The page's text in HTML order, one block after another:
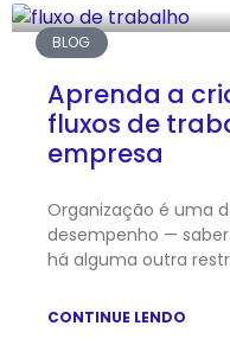
BLOG
Aprenda a
fluxos de
empresa
Organização é uma
desempenho —
há alguma outra
CONTINUE LENDO